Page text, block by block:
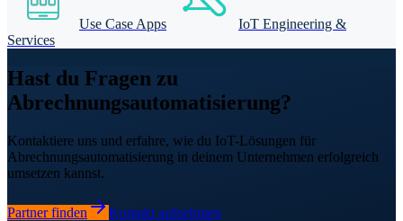
Use Case Apps
IoT Engineering &
Services
Hast du Fragen zu
Abrechnungsautomatisierung?
Kontaktiere uns und erfahre, wie du IoT-Lösungen für
Abrechnungsautomatisierung in deinem Unternehmen erfolgreich
umsetzen kannst.
Partner finden Kontakt aufnehmen